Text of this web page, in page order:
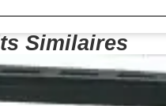
Similaires